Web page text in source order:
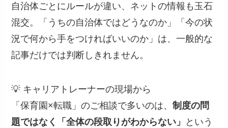
自治体ごとにルールが違い、ネットの情報も玉石
混交。「うちの自治体ではどうなのか」「今の状
況で何から手をつければいいのか」は、一般的な
記事だけでは判断しきれません。
💡 キャリアトレーナーの現場から
「保育園×転職」のご相談で多いのは、制度の問
題ではなく「全体の段取りがわからない」
という